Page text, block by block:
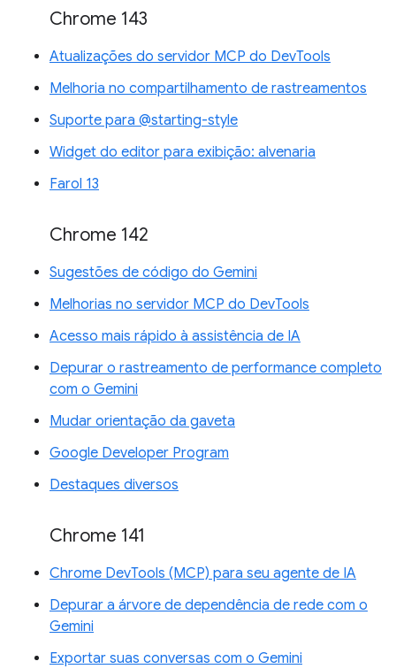
Chrome 143
Atualizações do servidor MCP do DevTools
Melhoria no compartilhamento de rastreamentos
Suporte para @starting-style
Widget do editor para exibição: alvenaria
Farol 13
Chrome 142
Sugestões de código do Gemini
Melhorias no servidor MCP do DevTools
Acesso mais rápido à assistência de IA
Depurar o rastreamento de performance completo
com o Gemini
Mudar orientação da gaveta
Google Developer Program
Destaques diversos
Chrome 141
Chrome DevTools (MCP) para seu agente de IA
Depurar a árvore de dependência de rede com o
Gemini
Exportar suas conversas com o Gemini